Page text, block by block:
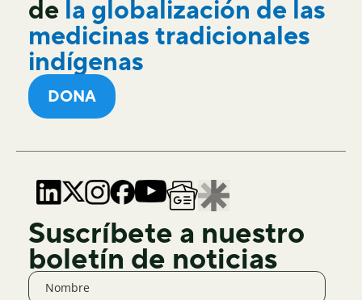
de la globalización de las
medicinas tradicionales
indígenas
DONA
Suscríbete a nuestro
boletín de noticias